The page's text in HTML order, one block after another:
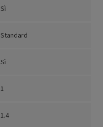
Sì
Standard
Sì
1
1.4